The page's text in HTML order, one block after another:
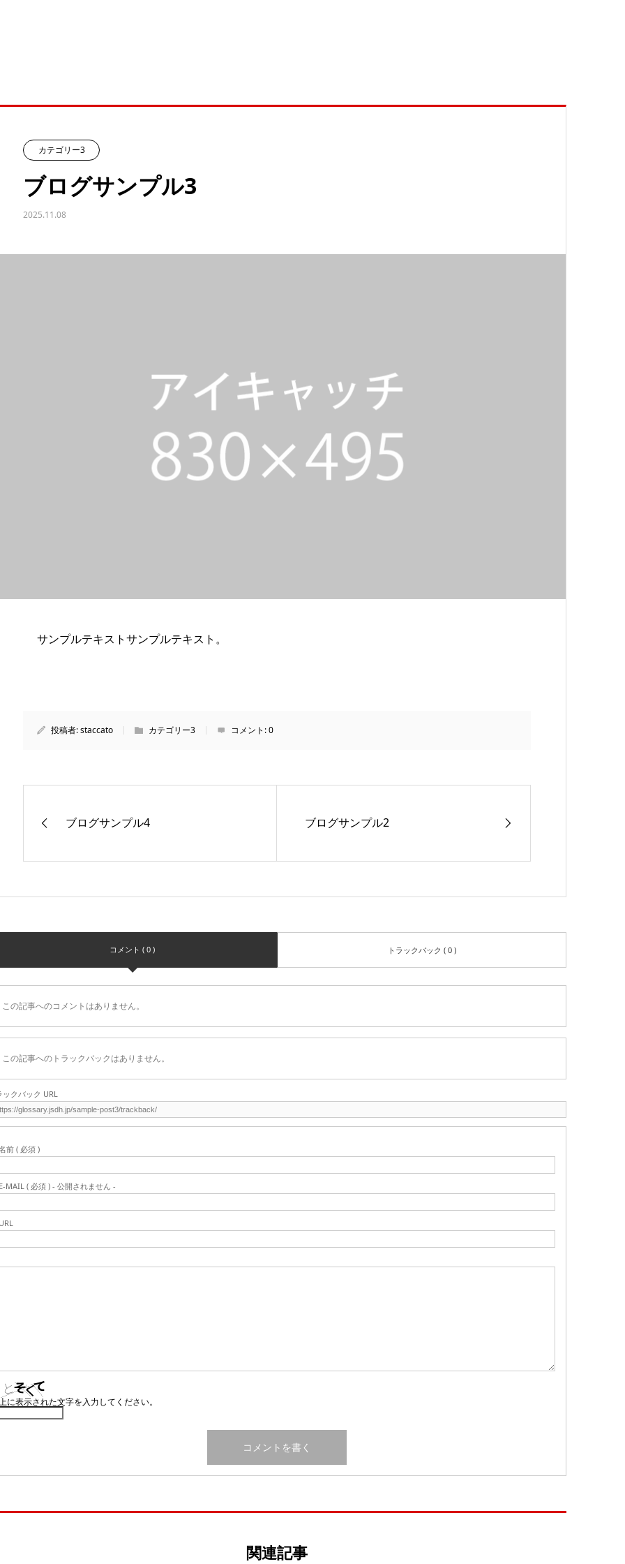
カテゴリー3
ブログサンプル3
2025.11.08
サンプルテキストサンプルテキスト。
投稿者:staccato カテゴリー3 コメント:0
ブログサンプル4 ブログサンプル2
コメント ( 0 ) トラックバック ( 0 )
この記事へのコメントはありません。
この記事へのトラックバックはありません。
ックバック URL
前 ( 必須 )
MAIL ( 必須 ) - 公開されません -
に表示された文字を入力してください。
関連記事